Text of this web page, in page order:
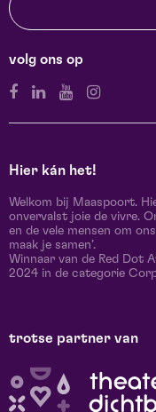
volg ons op
Hier kán het!
Welkom bij Maaspoort.
onvervalst joie de vivre.
en de vele mensen om
maak je samen’.
Winnaar van de Red Dot
2024 in de categorie
trotse partner van